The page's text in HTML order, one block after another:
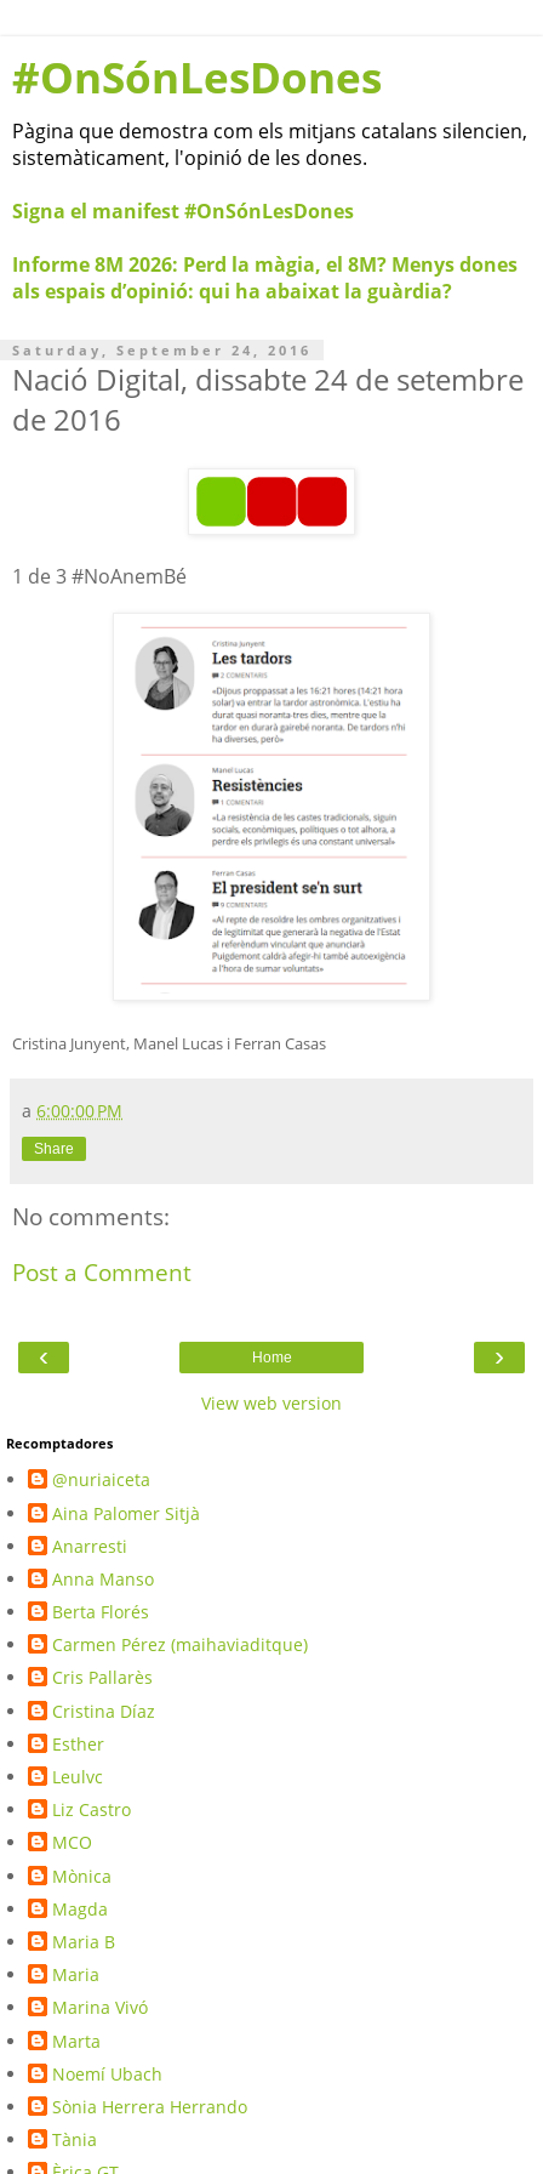
#OnSónLesDones
Pàgina que demostra com els mitjans catalans silencien,
sistemàticament, l'opinió de les dones.
Signa el manifest #OnSónLesDones
Informe 8M 2026: Perd la màgia, el 8M? Menys dones
als espais d’opinió: qui ha abaixat la guàrdia?
Saturday, September 24, 2016
Nació Digital, dissabte 24 de setembre
de 2016
1 de 3 #NoAnemBé
Cristina Junyent, Manel Lucas i Ferran Casas
a 6:00:00 PM
Share
No comments:
Post a Comment
‹ ›
Home
View web version
Recomptadores
@nuriaiceta
Aina Palomer Sitjà
Anarresti
Anna Manso
Berta Florés
Carmen Pérez (maihaviaditque)
Cris Pallarès
Cristina Díaz
Esther
Leulvc
Liz Castro
MCO
Mònica
Magda
Maria B
Maria
Marina Vivó
Marta
Noemí Ubach
Sònia Herrera Herrando
Tània